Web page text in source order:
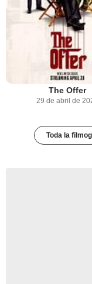
The Offer
29 de abril de
Toda la